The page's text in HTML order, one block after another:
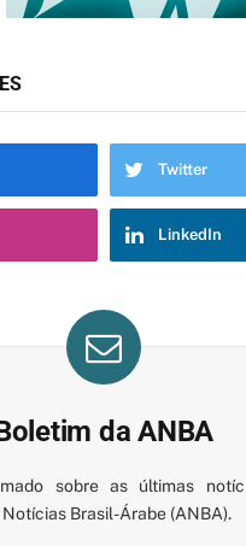
Twitter
LinkedIn
da ANBA
sobre as últimas
Brasil-Árabe (ANBA).